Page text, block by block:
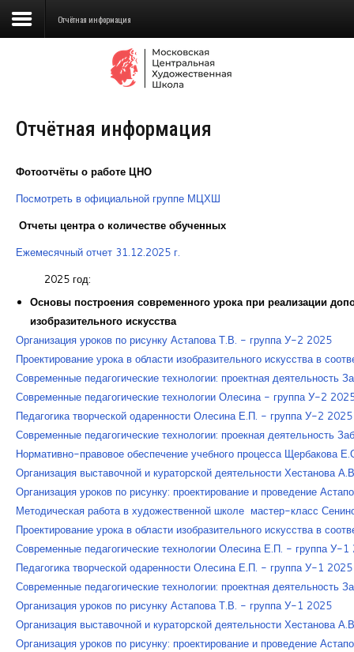
Сведения об образовательной
Школа
Детская Художественная школа
Поступающим
Образование
Доп. образование
Курсы повышения квалификации
Центр непрерывного образования
Конкурсы
Творческий инкубатор
Отчётная информация
Отчётная информация
Фотоотчёты о работе ЦНО
Посмотреть в официальной группе МЦХШ
Отчеты центра о количестве обученных
Ежемесячный отчет 31.12.2025 г.
2025 год:
Основы построения современного урока при реализации
изобразительного искусства
Организация уроков по рисунку Астапова Т.В. - группа У-2 2025
Проектирование урока в области изобразительного искусства в
Современные педагогические технологии: проектная
Современные педагогические технологии Олесина - группа У-2
Педагогика творческой одаренности Олесина Е.П. - группа У-2 2025
Современные педагогические технологии: проекная деятельность
Нормативно-правовое обеспечение учебного процесса Щербакова
Организация выставочной и кураторской деятельности Хестанова
Организация уроков по рисунку: проектирование и проведение
Методическая работа в художественной школе мастер-класс
Проектирование урока в области изобразительного искусства в
Современные педагогические технологии Олесина Е.П. - группа У-
Педагогика творческой одаренности Олесина Е.П. - группа У-1 2025
Современные педагогические технологии: проектная
Организация уроков по рисунку Астапова Т.В. - группа У-1 2025
Организация выставочной и кураторской деятельности Хестанова
Организация уроков по рисунку: проектирование и проведение